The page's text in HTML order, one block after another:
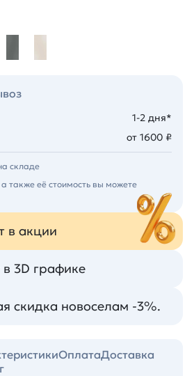
1-2 дня*
от 1600 ₽
складе
также её стоимость вы можете
в акции
3D графике
скидка новоселам -3%.
ОплатаДоставка